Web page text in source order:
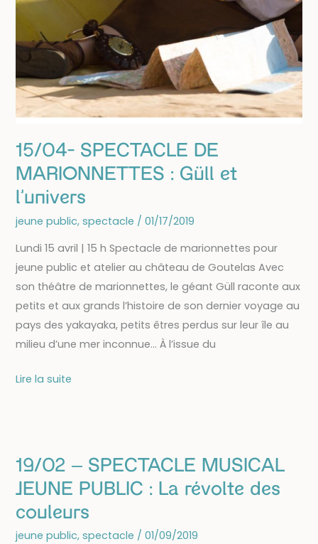
15/04- SPECTACLE DE
MARIONNETTES : Güll et
l’univers
jeune public, spectacle / 01/17/2019
Lundi 15 avril | 15 h Spectacle de marionnettes pour
jeune public et atelier au château de Goutelas Avec
son théâtre de marionnettes, le géant Güll raconte aux
petits et aux grands l’histoire de son dernier voyage au
pays des yakayaka, petits êtres perdus sur leur île au
milieu d’une mer inconnue… À l’issue du
15/04-
Güll
et
l’univers
Lire la suite
19/02 – SPECTACLE MUSICAL
JEUNE PUBLIC : La révolte des
couleurs
jeune public, spectacle / 01/09/2019